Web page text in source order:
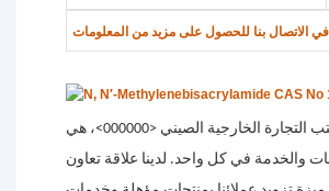
شركة نينغبو سامريال الكيميائية المحدودة، المعتمدة من قبل مكتب التجارة الخارجية الصيني <000000>، هي
والخدمة في كل واحد. لدينا علاقة تعاون